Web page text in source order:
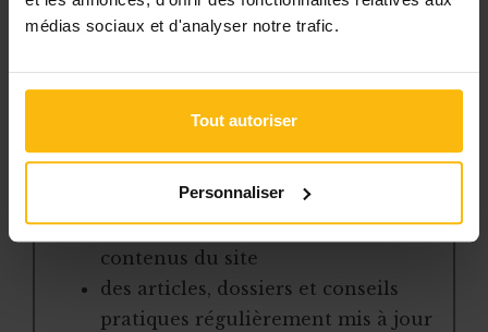
médias sociaux et d'analyser notre trafic.
Tout autoriser
Personnaliser
L’abonnement MonASBL vous donne
un accès complet à des ressources
pratiques et à une expertise actualisée
Avec votre abonnement, vous
l’accès libre à l’ensemble des
contenus du site
des articles, dossiers et conseils
pratiques régulièrement mis à jour